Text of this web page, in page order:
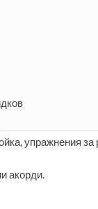
упражнения за
акорди.